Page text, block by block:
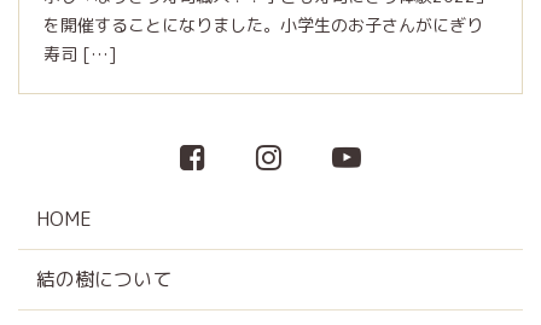
を開催することになりました。小学生のお子さんがにぎり
寿司 […]
HOME
結の樹について